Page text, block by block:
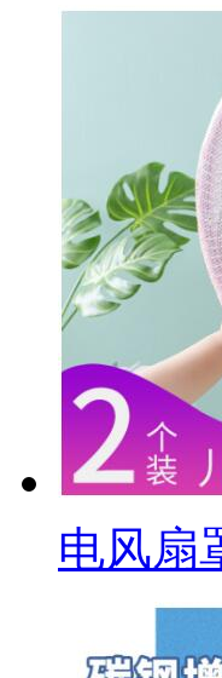
电风扇